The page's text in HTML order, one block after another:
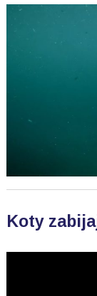
Koty